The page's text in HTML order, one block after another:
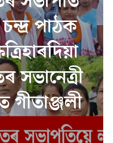
পাঠক
সভানেত্ৰী
গীতাঞ্জলী